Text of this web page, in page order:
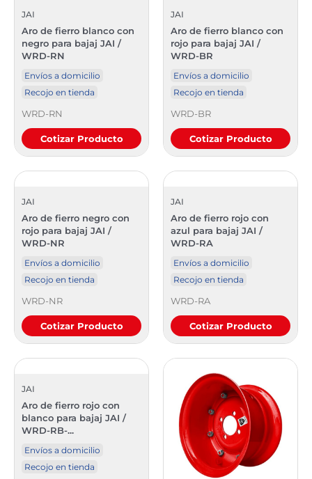
JAI
Aro de fierro blanco con
negro para bajaj JAI /
WRD-RN
Envíos a domicilio
Recojo en tienda
WRD-RN
Cotizar Producto
JAI
Aro de fierro blanco con
rojo para bajaj JAI /
WRD-BR
Envíos a domicilio
Recojo en tienda
WRD-BR
Cotizar Producto
JAI
Aro de fierro negro con
rojo para bajaj JAI /
WRD-NR
Envíos a domicilio
Recojo en tienda
WRD-NR
Cotizar Producto
JAI
Aro de fierro rojo con
azul para bajaj JAI /
WRD-RA
Envíos a domicilio
Recojo en tienda
WRD-RA
Cotizar Producto
JAI
Aro de fierro rojo con
blanco para bajaj JAI /
WRD-RB-...
Envíos a domicilio
Recojo en tienda